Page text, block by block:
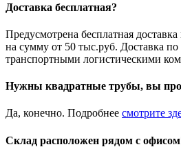
Доставка бесплатная?
Предусмотрена бесплатная
на сумму от 50 тыс.руб. Доставка по
транспортными логистическими
Нужны квадратные трубы, вы
Да, конечно. Подробнее смотрите
Склад расположен рядом с